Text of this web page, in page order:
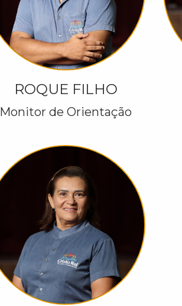
ROQUE FILHO
Monitor de Orientação